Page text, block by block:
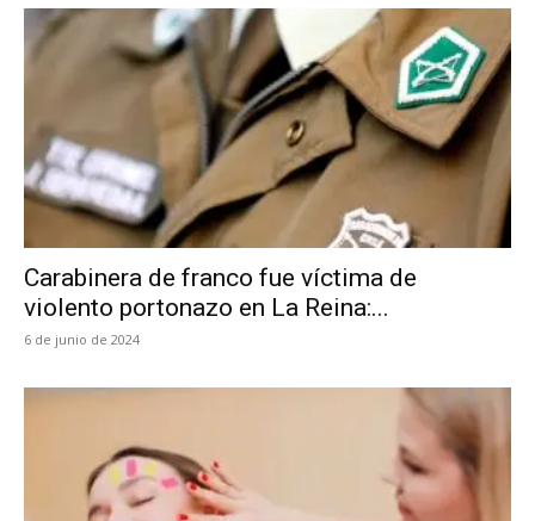
Carabinera de franco fue víctima de
violento portonazo en La Reina:...
6 de junio de 2024